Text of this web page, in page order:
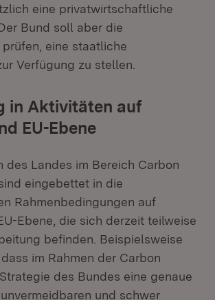
eine privatwirtschaftliche
Bund soll aber die
eine staatliche
Verfügung zu stellen.
in Aktivitäten auf
EU-Ebene
des Landes im Bereich Carbon
eingebettet in die
Rahmenbedingungen auf
Ebene, die sich derzeit teilweise
befinden. Beispielsweise
im Rahmen der Carbon
des Bundes eine genaue
und schwer